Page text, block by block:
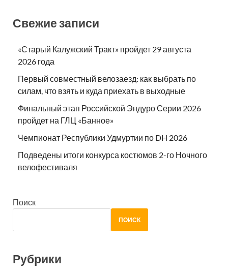
Свежие записи
«Старый Калужский Тракт» пройдет 29 августа
2026 года
Первый совместный велозаезд: как выбрать по
силам, что взять и куда приехать в выходные
Финальный этап Российской Эндуро Серии 2026
пройдет на ГЛЦ «Банное»
Чемпионат Республики Удмуртии по DH 2026
Подведены итоги конкурса костюмов 2-го Ночного
велофестиваля
Поиск
ПОИСК
Рубрики